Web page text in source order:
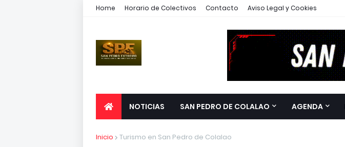
Home Horario de Colectivos Contacto Aviso Legal y Cookies
NOTICIAS SAN PEDRO DE COLALAO AGENDA
Inicio Turismo en San Pedro de Colalao